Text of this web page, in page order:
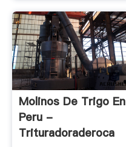
Molinos De Trigo En
Peru -
Trituradoraderoca